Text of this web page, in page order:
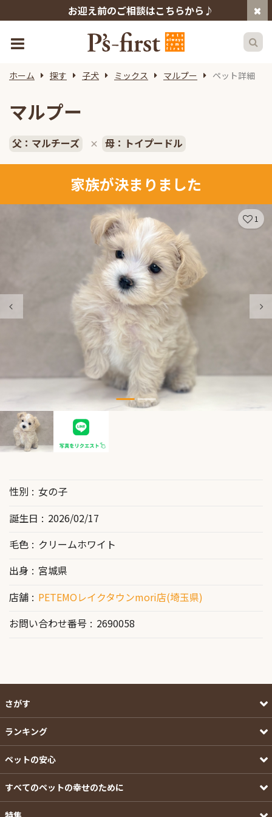
お迎え前のご相談はこちらから♪
ホーム 探す 子犬 ミックス マルプー ペット詳細
マルプー
父：マルチーズ × 母：トイプードル
家族が決まりました
1
性別
女の子
誕生日
2026/02/17
毛色
クリームホワイト
出身
宮城県
店舗
PETEMOレイクタウンmori店(埼玉県)
お問い合わせ番号
2690058
さがす
ランキング
ペットの安心
すべてのペットの幸せのために